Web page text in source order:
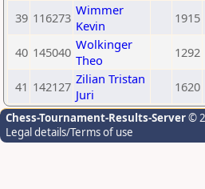
39 116273 Wimmer
Kevin
1915
40 145040 Wolkinger
Theo
1292
41 142127 Zilian Tristan
Juri
1620
Chess-Tournament-Results-Server©
Legal details/Terms of use